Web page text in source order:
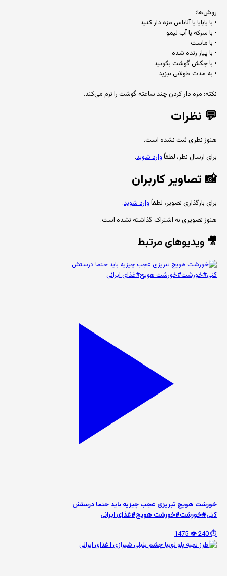
روش‌ها:
• با پاپایا یا آناناس مزه دار کنید
• با سرکه یا آب لیمو
• با ماست
• با پیاز رنده شده
• با چکش گوشت بکوبید
• به مدت طولانی بپزید
نکته: مزه دار کردن چند ساعته گوشت را نرم می‌کند.
💬 نظرات
هنوز نظری ثبت نشده است.
برای ارسال نظر، لطفاًوارد شوید.
📸تصاویر کاربران
برای بارگذاری تصویر، لطفاًوارد شوید.
هنوز تصویری به اشتراک گذاشته نشده است.
🎥 ویدیوهای مرتبط
خورشت هویج تبریزی عجب چیزیه باید حتما درستش
کنی#خورشت#خورشت هویج#غذای ایرانی
⏱️ 240
👁️ 1475